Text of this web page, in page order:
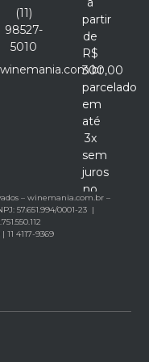
(11)
98527-
5010
partir
de
R$
300,00
parcelado
em
até
3x
sem
juros
no
cartão
– winemania.com.br –
57.651.994/0001-23 |
11 4117-9369